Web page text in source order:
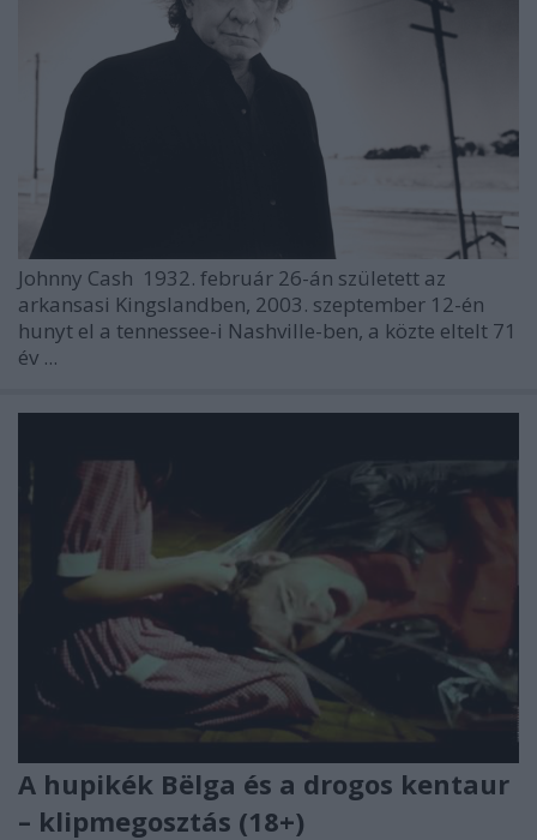
Johnny Cash 1932. február 26-án született az
arkansasi Kingslandben, 2003. szeptember 12-én
hunyt el a tennessee-i Nashville-ben, a közte eltelt 71
év ...
A hupikék Bëlga és a drogos kentaur
– klipmegosztás (18+)